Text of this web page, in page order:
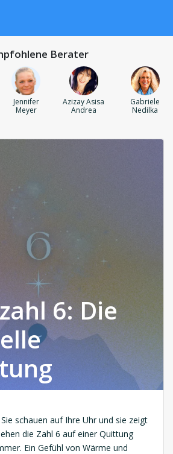
Berater
Jennifer
Meyer
Azizay Asisa
Andrea
Gabriele
Nedilka
6: Die
schauen auf Ihre Uhr und sie zeigt
die Zahl 6 auf einer Quittung
Ein Gefühl von Wärme und